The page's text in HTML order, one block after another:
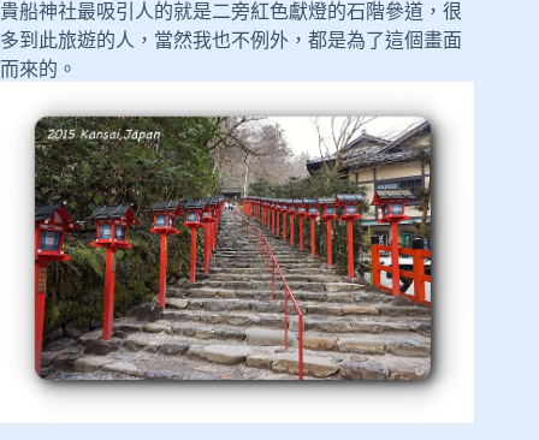
貴船神社最吸引人的就是二旁紅色獻燈的石階參道，很
多到此旅遊的人，當然我也不例外，都是為了這個畫面
而來的。